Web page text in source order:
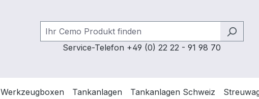
Service-Telefon +49 (0) 22 22 - 91 98 70
Werkzeugboxen Tankanlagen Tankanlagen Schweiz